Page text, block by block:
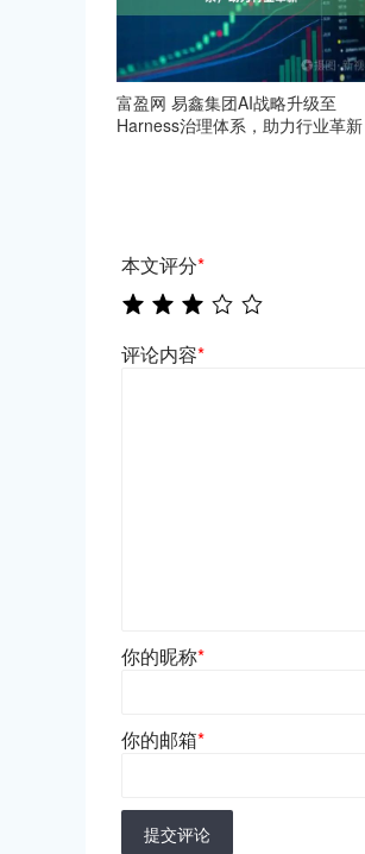
富盈网 易鑫集团AI战略升级至
Harness治理体系，助力行业革新
本文评分*
评论内容*
你的昵称*
你的邮箱*
提交评论